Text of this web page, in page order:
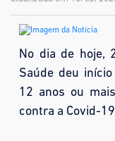
No dia de hoje,
Saúde deu
12 anos ou
contra a Covid-